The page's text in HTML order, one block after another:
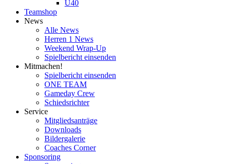
Ü40
Teamshop
News
Alle News
Herren 1 News
Weekend Wrap-Up
Spielbericht einsenden
Mitmachen!
Spielbericht einsenden
ONE TEAM
Gameday Crew
Schiedsrichter
Service
Mitgliedsanträge
Downloads
Bildergalerie
Coaches Corner
Sponsoring